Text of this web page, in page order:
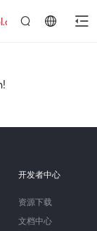
开发者中心
资源下载
文档中心